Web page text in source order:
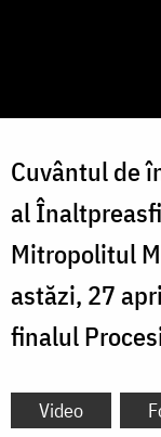
Cuvântul de
al
Mitropolitul
astăzi, 27
finalul
Video